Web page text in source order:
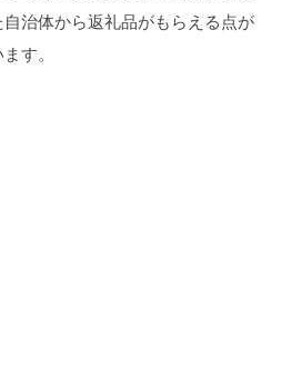
治体から返礼品がもらえる点が
す。